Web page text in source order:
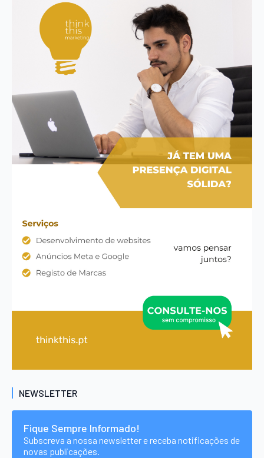
NEWSLETTER
Fique Sempre Informado!
Subscreva a nossa newsletter e receba notificações de
novas publicações.